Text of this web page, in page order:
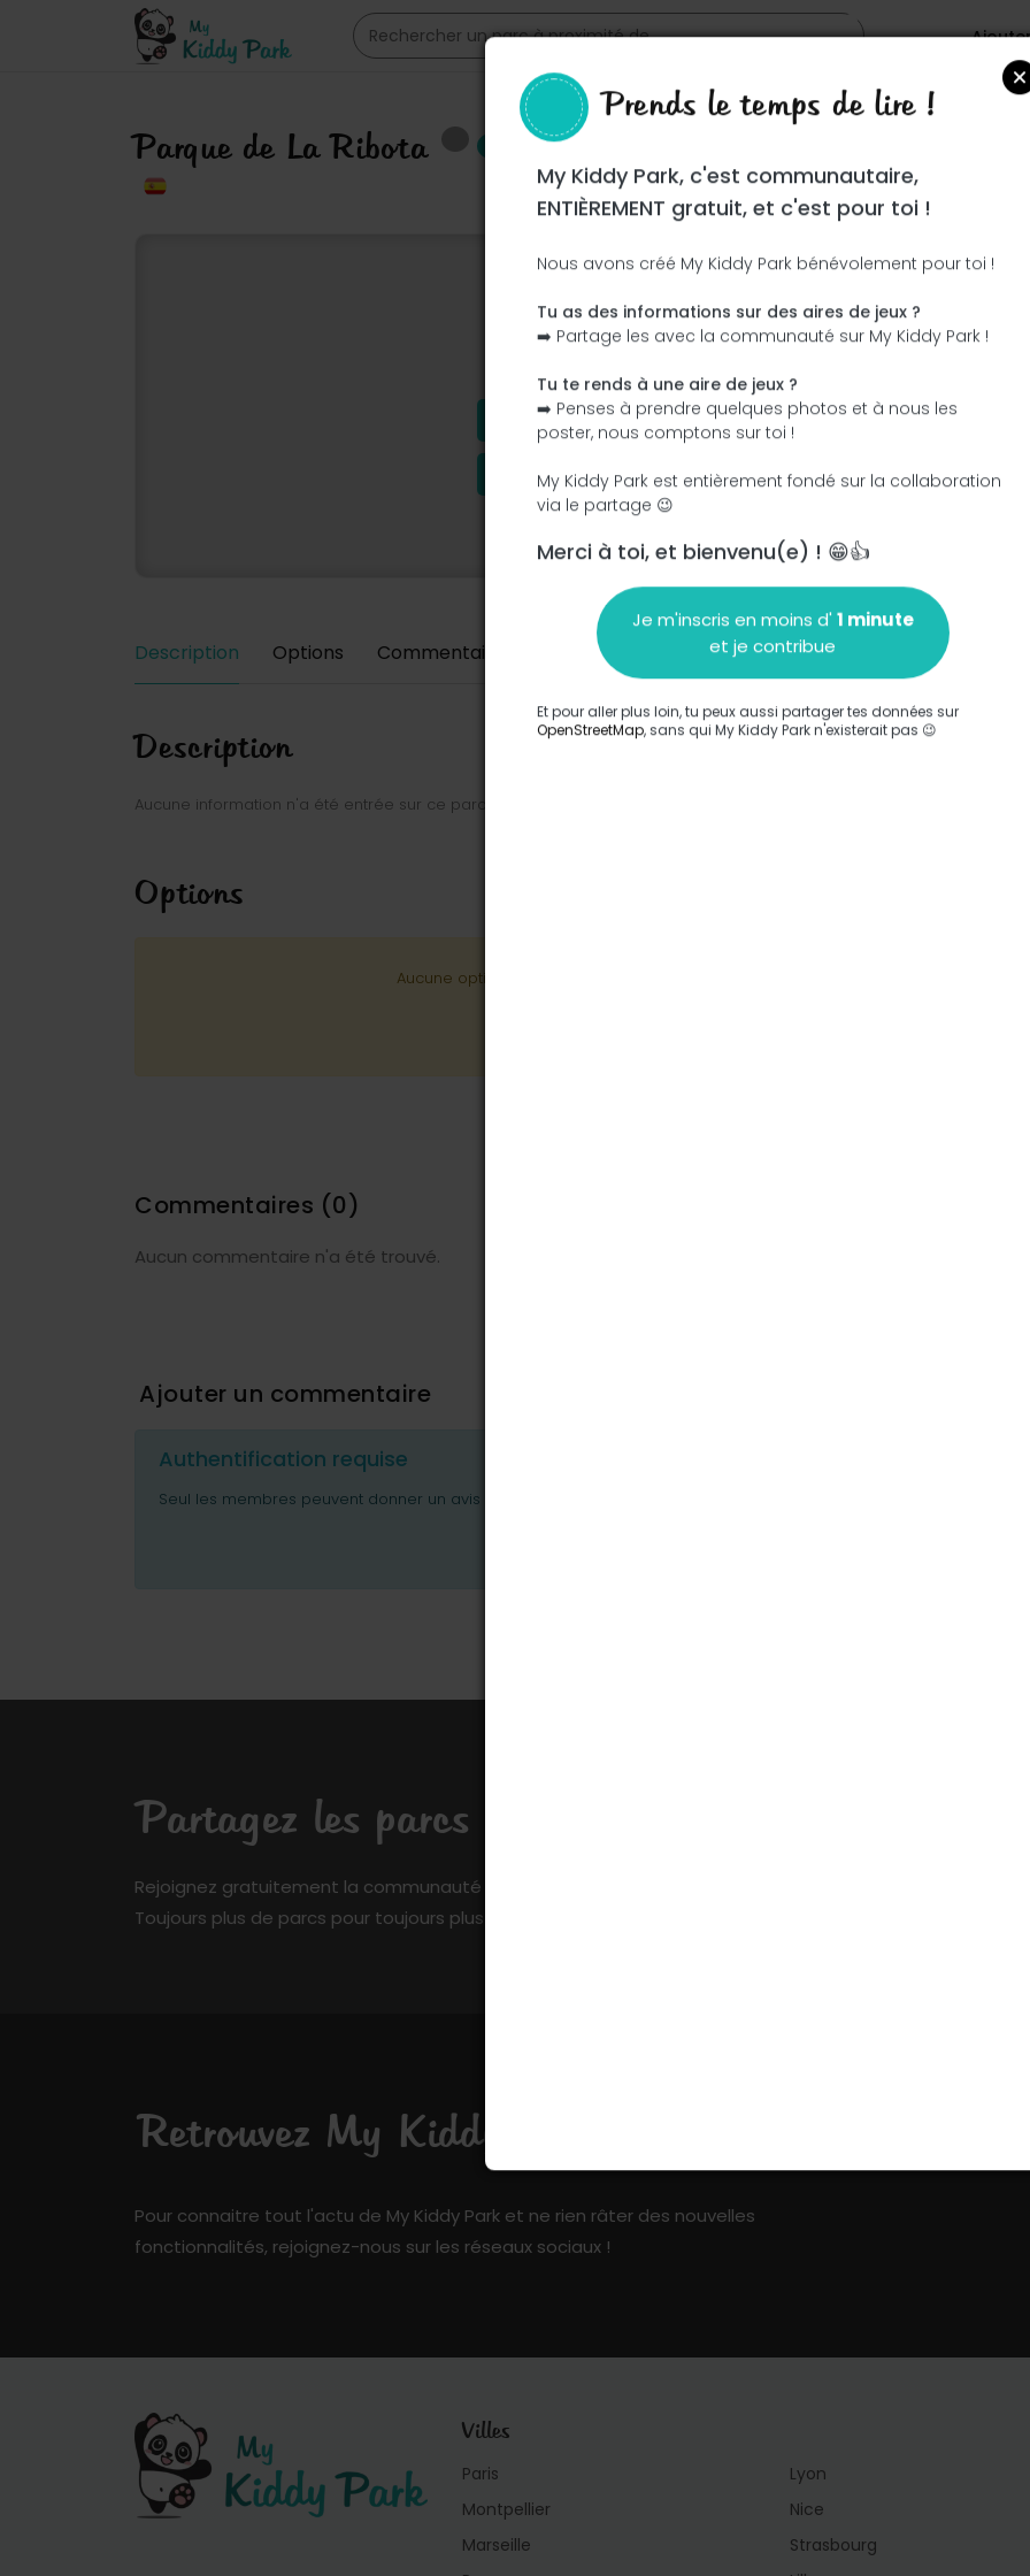
Parque de La Ribota
Ce parc n'a pas encore été visité ! À toi de jouer !
J'ajoute le nom J'ajoute des photos
J'ajoute une description J'ajoute les équipements
Description Options Commentaires Ajouter un commentaire
Description
Aucune information n'a été entrée sur ce parc.
Options
Aucune option n'a été entrée sur ce parc.
Commentaires (0)
Aucun commentaire n'a été trouvé.
Ajouter un commentaire
Authentification requise
Seul les membres peuvent donner un avis ou poser des questions.
Partagez les parcs que vous connaissez
Rejoignez gratuitement la communauté de My Kiddy Park et ajoutez votre pierre à l’édifice !
Toujours plus de parcs pour toujours plus de fun !
Retrouvez My Kiddy Park sur les réseaux sociaux !
Pour connaitre tout l'actu de My Kiddy Park et ne rien râter des nouvelles
fonctionnalités, rejoignez-nous sur les réseaux sociaux !
Villes
Paris
Montpellier
Marseille
Lyon
Nice
Strasbourg
Prends le temps de lire !
My Kiddy Park, c'est communautaire,
ENTIÈREMENT gratuit, et c'est pour toi !
Nous avons créé My Kiddy Park bénévolement pour toi !
Tu as des informations sur des aires de jeux ?
➡️ Partage les avec la communauté sur My Kiddy Park !
Tu te rends à une aire de jeux ?
➡️ Penses à prendre quelques photos et à nous les
poster, nous comptons sur toi !
My Kiddy Park est entièrement fondé sur la collaboration
via le partage 😉
Merci à toi, et bienvenu(e) ! 😁👍
Je m'inscris en moins d'1 minute
et je contribue
Et pour aller plus loin, tu peux aussi partager tes données sur
OpenStreetMap, sans qui My Kiddy Park n'existerait pas 😉